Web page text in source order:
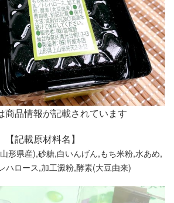
商品情報が記載されています
【記載原材料名】
形県産),砂糖,白いんげん,もち米粉,水あめ,
ハロース,加工澱粉,酵素(大豆由来)